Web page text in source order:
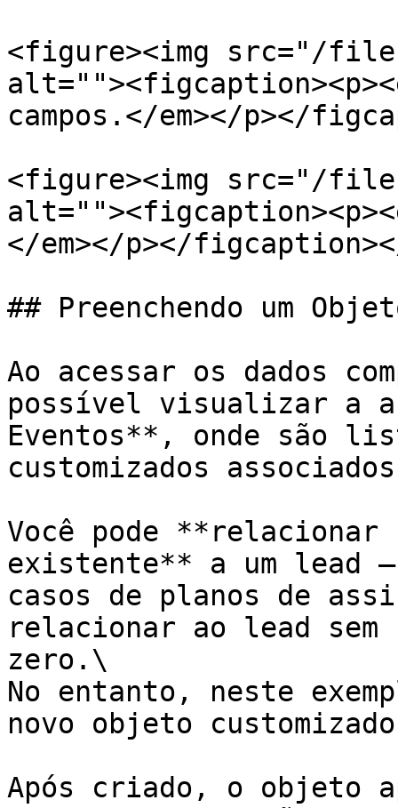
<figure><img src="/
campos.</em></p></
<figure><img src="/files/
</em></p></
## Preenchendo um
Ao acessar os dados
possível visualizar a
Eventos**, onde são
customizados
Você pode **relacionar
existente** a um lead
casos de planos de
relacionar ao lead
zero.\
No entanto, neste
novo objeto
Após criado, o objeto